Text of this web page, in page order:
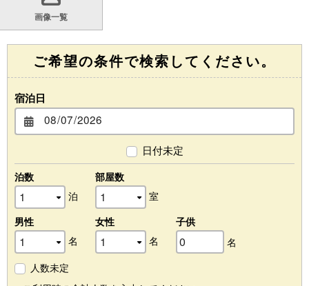
画像一覧
ご希望の条件で検索してください。
宿泊日
日付未定
泊数
泊
部屋数
室
男性
名
女性
名
子供
名
人数未定